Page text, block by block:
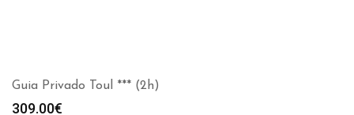
Guia Privado Toul *** (2h)
309.00€